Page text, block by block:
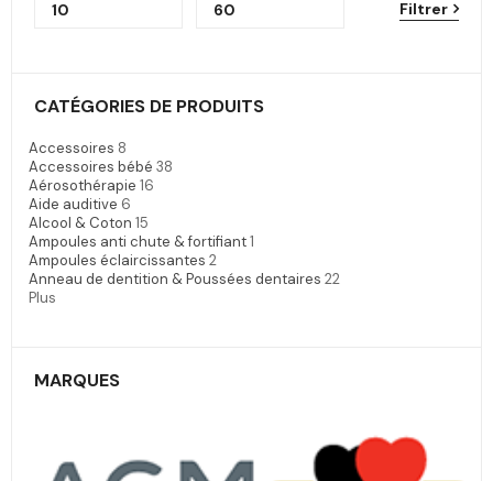
Filtrer
CATÉGORIES DE PRODUITS
Accessoires 8
Accessoires bébé 38
Aérosothérapie 16
Aide auditive 6
Alcool & Coton 15
Ampoules anti chute & fortifiant1
Ampoules éclaircissantes 2
Anneau de dentition & Poussées dentaires 22
Plus
MARQUES